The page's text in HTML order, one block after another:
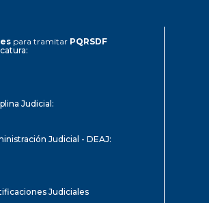
para tramitar PQRSDF
Judicial:
Judicial - DEAJ:
Judiciales